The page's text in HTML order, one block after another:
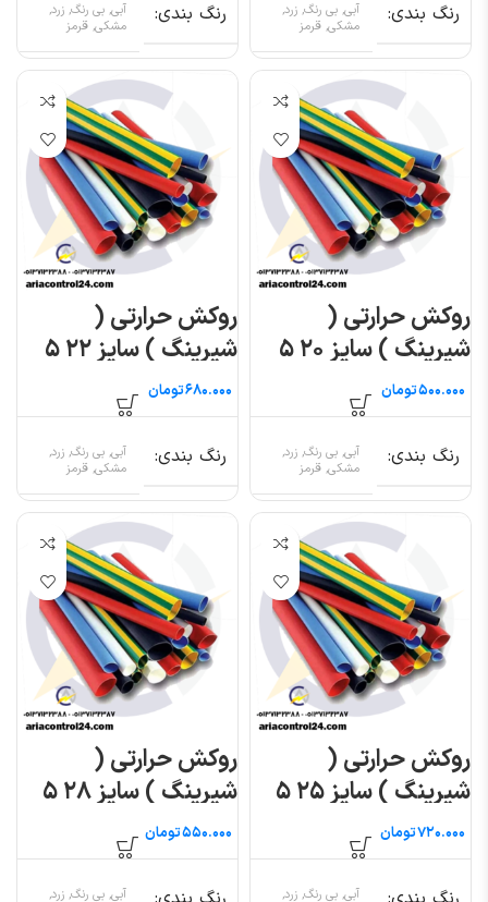
رنگ بندی
آبی, بی رنگ, زرد,
مشکی, قرمز
رنگ بندی
آبی, بی رنگ, زرد,
مشکی, قرمز
روکش حرارتی (
شیرینگ ) سایز ۲۰ ۵
متریتومان
رنگ بندی
آبی, بی رنگ, زرد,
مشکی, قرمز
روکش حرارتی (
شیرینگ ) سایز ۲۲ ۵
متریتومان
رنگ بندی
آبی, بی رنگ, زرد,
مشکی, قرمز
روکش حرارتی (
شیرینگ ) سایز ۲۵ ۵
متریتومان
آبی, بی رنگ, زرد,
روکش حرارتی (
شیرینگ ) سایز ۲۸ ۵
متری تومان
آبی, بی رنگ, زرد,